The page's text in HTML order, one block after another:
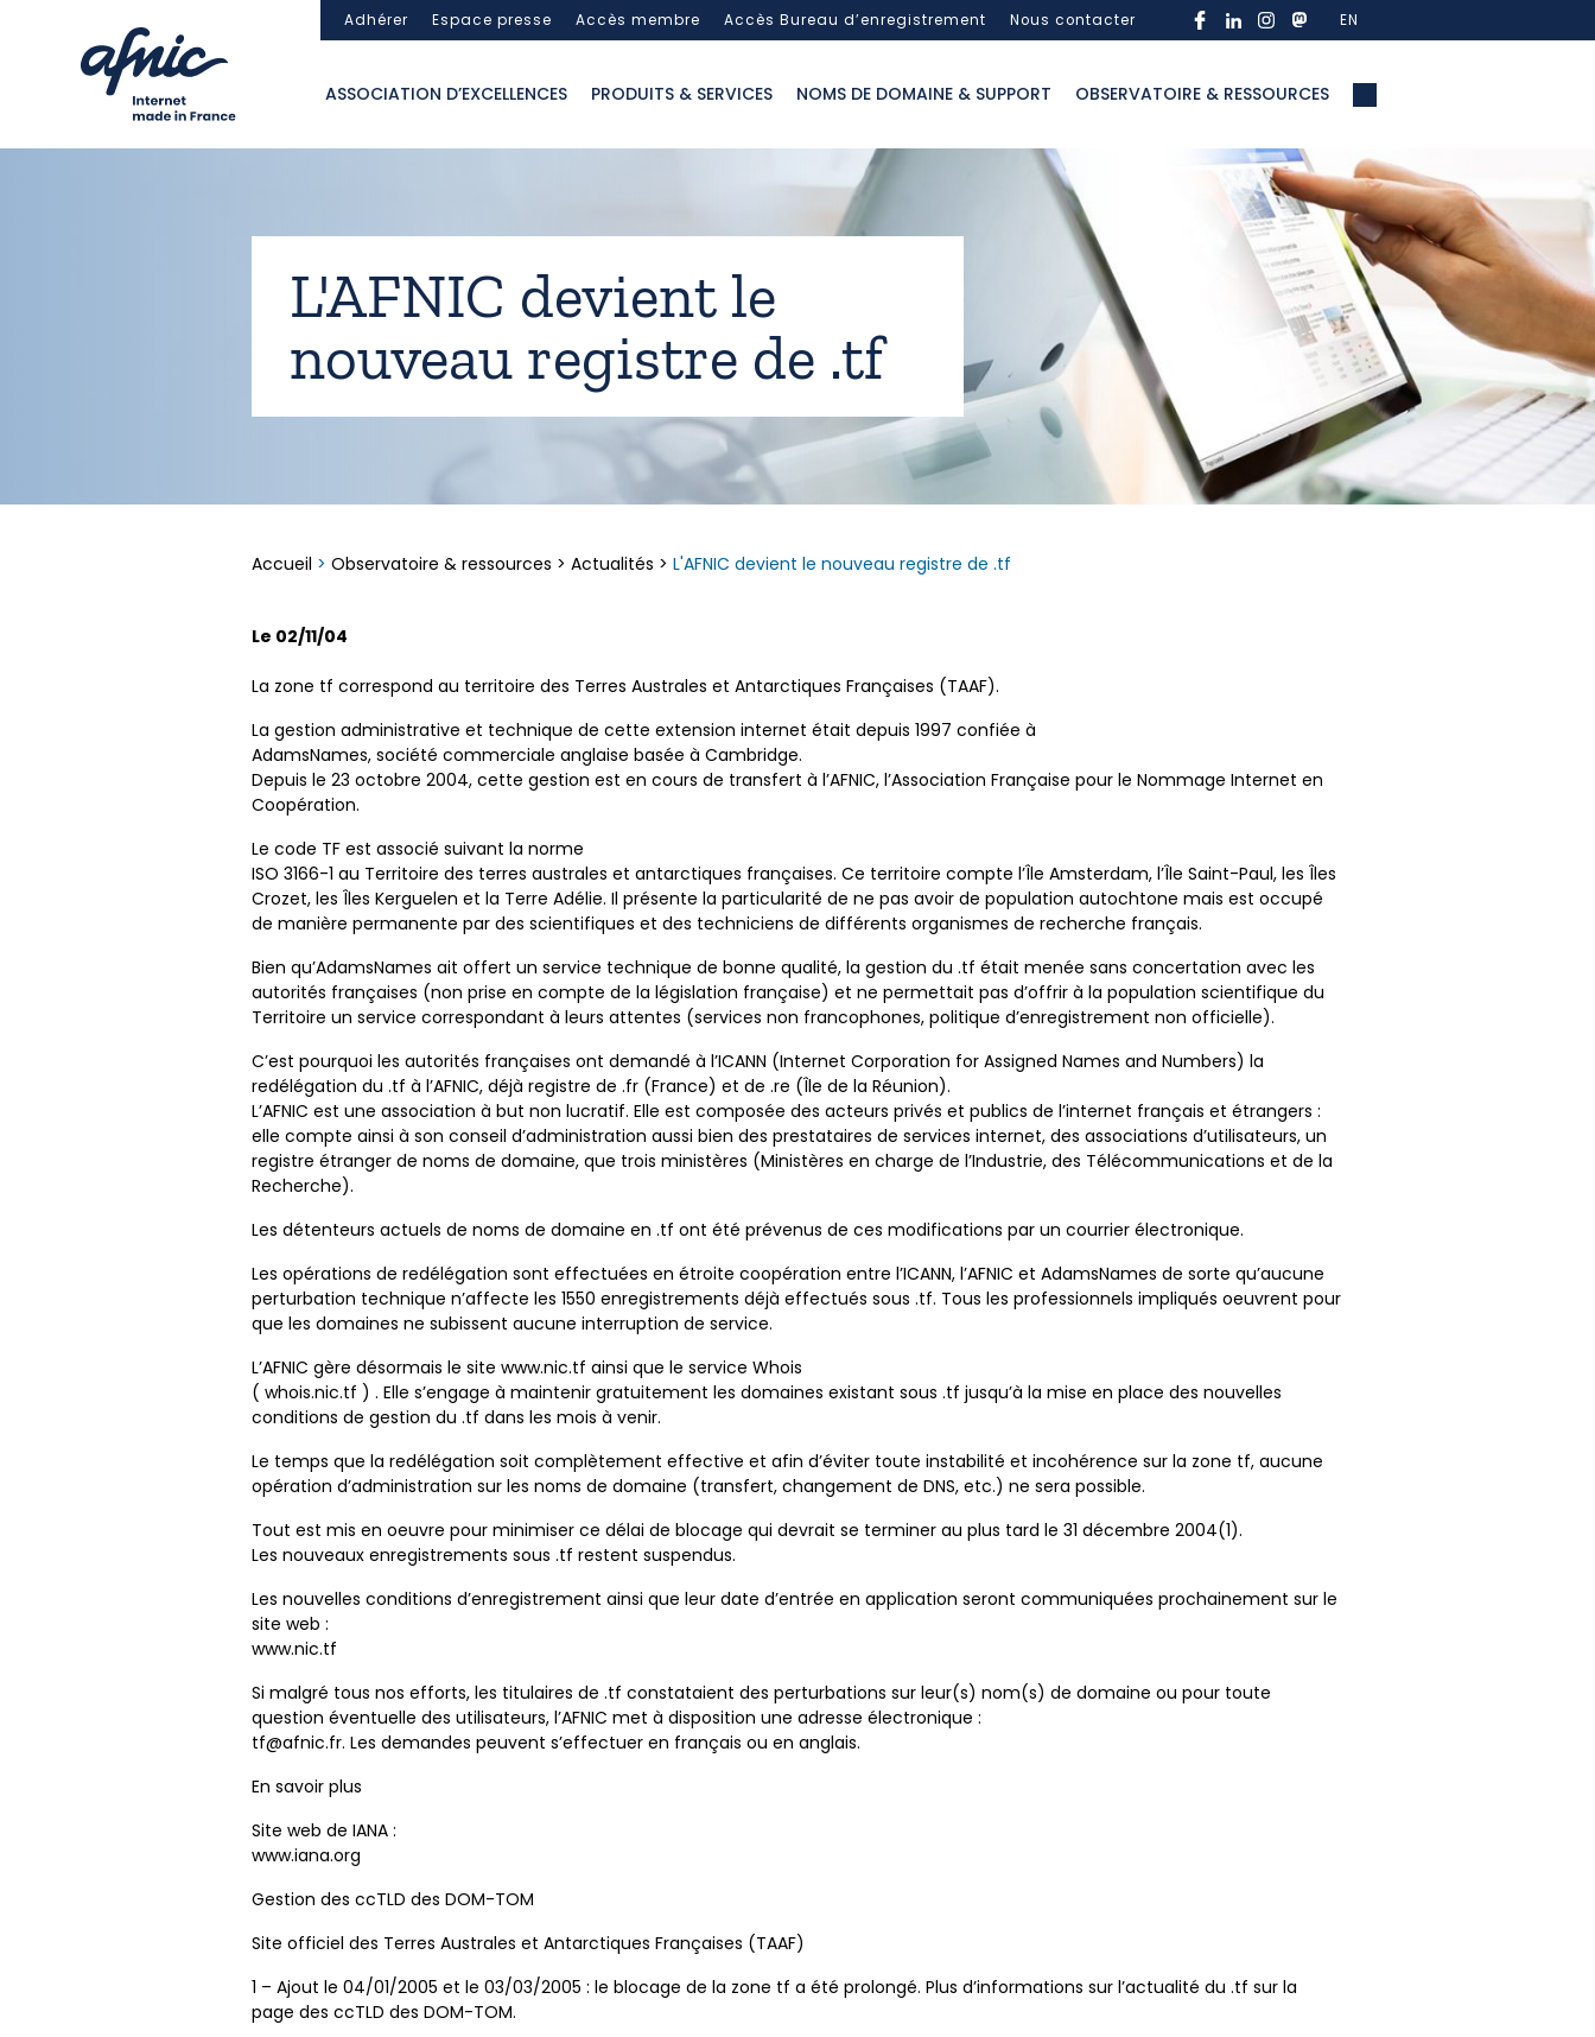
Adhérer Espace presse Accès membre Accès Bureau d’enregistrement Nous contacter EN
ASSOCIATION D’EXCELLENCES PRODUITS & SERVICES NOMS DE DOMAINE & SUPPORT OBSERVATOIRE & RESSOURCES
L'AFNIC devient le
nouveau registre de .tf
Accueil > Observatoire & ressources > Actualités > L'AFNIC devient le nouveau registre de .tf
Le 02/11/04
La zone tf correspond au territoire des Terres Australes et Antarctiques Françaises (TAAF).
La gestion administrative et technique de cette extension internet était depuis 1997 confiée à
AdamsNames, société commerciale anglaise basée à Cambridge.
Depuis le 23 octobre 2004, cette gestion est en cours de transfert à l’AFNIC, l’Association Française pour le Nommage Internet en
Coopération.
Le code TF est associé suivant la norme
ISO 3166-1 au Territoire des terres australes et antarctiques françaises. Ce territoire compte l’Île Amsterdam, l’Île Saint-Paul, les Îles
Crozet, les Îles Kerguelen et la Terre Adélie. Il présente la particularité de ne pas avoir de population autochtone mais est occupé
de manière permanente par des scientifiques et des techniciens de différents organismes de recherche français.
Bien qu’AdamsNames ait offert un service technique de bonne qualité, la gestion du .tf était menée sans concertation avec les
autorités françaises (non prise en compte de la législation française) et ne permettait pas d’offrir à la population scientifique du
Territoire un service correspondant à leurs attentes (services non francophones, politique d’enregistrement non officielle).
C’est pourquoi les autorités françaises ont demandé à l’ICANN (Internet Corporation for Assigned Names and Numbers) la
redélégation du .tf à l’AFNIC, déjà registre de .fr (France) et de .re (Île de la Réunion).
L’AFNIC est une association à but non lucratif. Elle est composée des acteurs privés et publics de l’internet français et étrangers :
elle compte ainsi à son conseil d’administration aussi bien des prestataires de services internet, des associations d’utilisateurs, un
registre étranger de noms de domaine, que trois ministères (Ministères en charge de l’Industrie, des Télécommunications et de la
Recherche).
Les détenteurs actuels de noms de domaine en .tf ont été prévenus de ces modifications par un courrier électronique.
Les opérations de redélégation sont effectuées en étroite coopération entre l’ICANN, l’AFNIC et AdamsNames de sorte qu’aucune
perturbation technique n’affecte les 1550 enregistrements déjà effectués sous .tf. Tous les professionnels impliqués oeuvrent pour
que les domaines ne subissent aucune interruption de service.
L’AFNIC gère désormais le site www.nic.tf ainsi que le service Whois
( whois.nic.tf ) . Elle s’engage à maintenir gratuitement les domaines existant sous .tf jusqu’à la mise en place des nouvelles
conditions de gestion du .tf dans les mois à venir.
Le temps que la redélégation soit complètement effective et afin d’éviter toute instabilité et incohérence sur la zone tf, aucune
opération d’administration sur les noms de domaine (transfert, changement de DNS, etc.) ne sera possible.
Tout est mis en oeuvre pour minimiser ce délai de blocage qui devrait se terminer au plus tard le 31 décembre 2004(1).
Les nouveaux enregistrements sous .tf restent suspendus.
Les nouvelles conditions d’enregistrement ainsi que leur date d’entrée en application seront communiquées prochainement sur le
site web :
www.nic.tf
Si malgré tous nos efforts, les titulaires de .tf constataient des perturbations sur leur(s) nom(s) de domaine ou pour toute
question éventuelle des utilisateurs, l’AFNIC met à disposition une adresse électronique :
tf@afnic.fr. Les demandes peuvent s’effectuer en français ou en anglais.
En savoir plus
Site web de IANA :
www.iana.org
Gestion des ccTLD des DOM-TOM
Site officiel des Terres Australes et Antarctiques Françaises (TAAF)
1 – Ajout le 04/01/2005 et le 03/03/2005 : le blocage de la zone tf a été prolongé. Plus d’informations sur l’actualité du .tf sur la
page des ccTLD des DOM-TOM.